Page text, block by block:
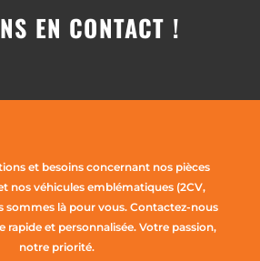
EN CONTACT !
et besoins concernant nos pièces
nos véhicules emblématiques (2CV,
sommes là pour vous. Contactez-nous
rapide et personnalisée. Votre passion,
notre priorité.